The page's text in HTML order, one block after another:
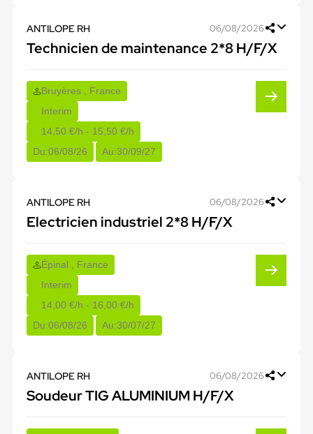
ANTILOPE RH 06/08/2026
Technicien de maintenance 2*8 H/F/X
Bruyères , France
Interim
14,50 €/h - 15,50 €/h
Du:06/08/26 Au:30/09/27
ANTILOPE RH 06/08/2026
Electricien industriel 2*8 H/F/X
Épinal , France
Interim
14,00 €/h - 16,00 €/h
Du:06/08/26 Au:30/07/27
ANTILOPE RH 06/08/2026
Soudeur TIG ALUMINIUM H/F/X